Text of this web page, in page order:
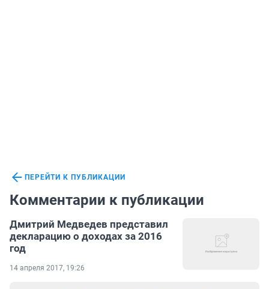
ПЕРЕЙТИ К ПУБЛИКАЦИИ
Комментарии к публикации
Дмитрий Медведев представил
декларацию о доходах за 2016
год
14 апреля 2017, 19:26